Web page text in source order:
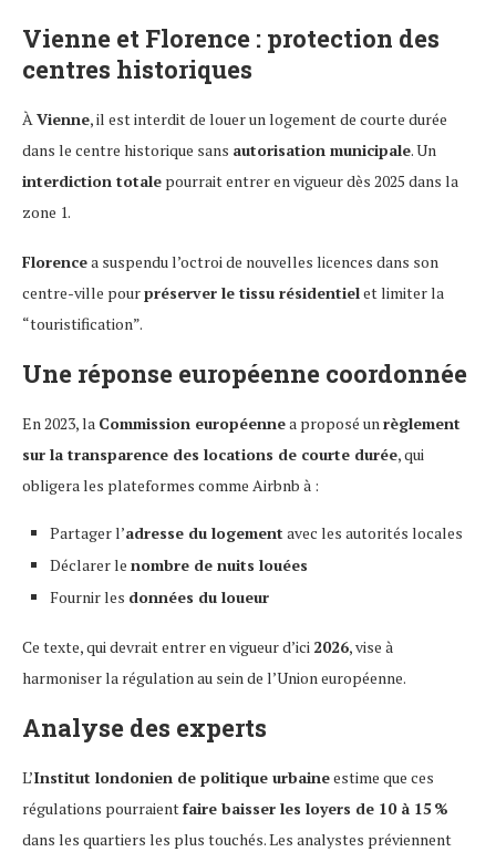
Vienne et Florence : protection des
centres historiques
ÀVienne, il est interdit de louer un logement de courte durée
dans le centre historique sans autorisation municipale. Un
interdiction totale pourrait entrer en vigueur dès 2025 dans la
zone 1.
Florencea suspendu l’octroi de nouvelles licences dans son
centre-ville pourpréserver le tissu résidentielet limiter la
“touristification”.
Une réponse européenne coordonnée
En 2023, la Commission européennea proposé unrèglement
sur la transparence des locations de courte durée, qui
obligera les plateformes comme Airbnb à :
Partager l’adresse du logement avec les autorités locales
Déclarer le nombre de nuits louées
Fournir les données du loueur
Ce texte, qui devrait entrer en vigueur d’ici 2026, vise à
harmoniser la régulation au sein de l’Union européenne.
Analyse des experts
L’Institut londonien de politique urbaineestime que ces
régulations pourraientfaire baisser les loyers de 10 à 15 %
dans les quartiers les plus touchés. Les analystes préviennent